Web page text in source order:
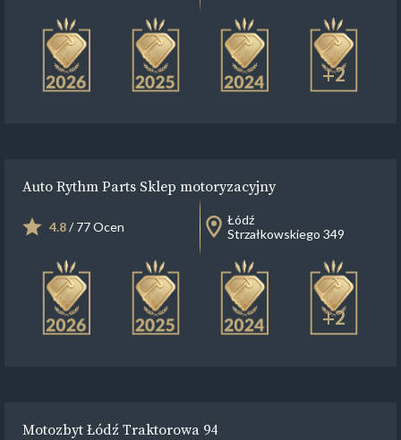
+2
Auto Rythm Parts Sklep motoryzacyjny
4.8/ 77 Ocen
Łódź
Strzałkowskiego 349
+2
Motozbyt Łódź Traktorowa 94